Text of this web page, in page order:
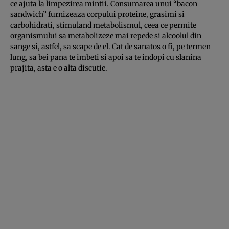
ce ajuta la limpezirea mintii. Consumarea unui “bacon
sandwich” furnizeaza corpului proteine, grasimi si
carbohidrati, stimuland metabolismul, ceea ce permite
organismului sa metabolizeze mai repede si alcoolul din
sange si, astfel, sa scape de el. Cat de sanatos o fi, pe termen
lung, sa bei pana te imbeti si apoi sa te indopi cu slanina
prajita, asta e o alta discutie.